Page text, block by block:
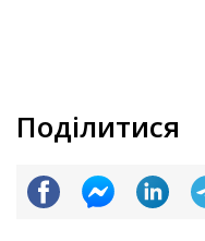
Поділитися